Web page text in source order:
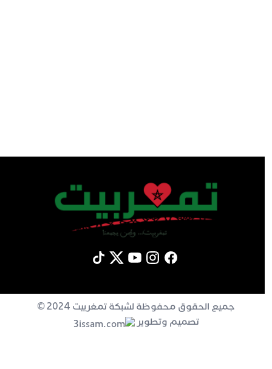
جميع الحقوق محفوظة لشبكة تمغربيت 2024 ©
تصميم وتطوير